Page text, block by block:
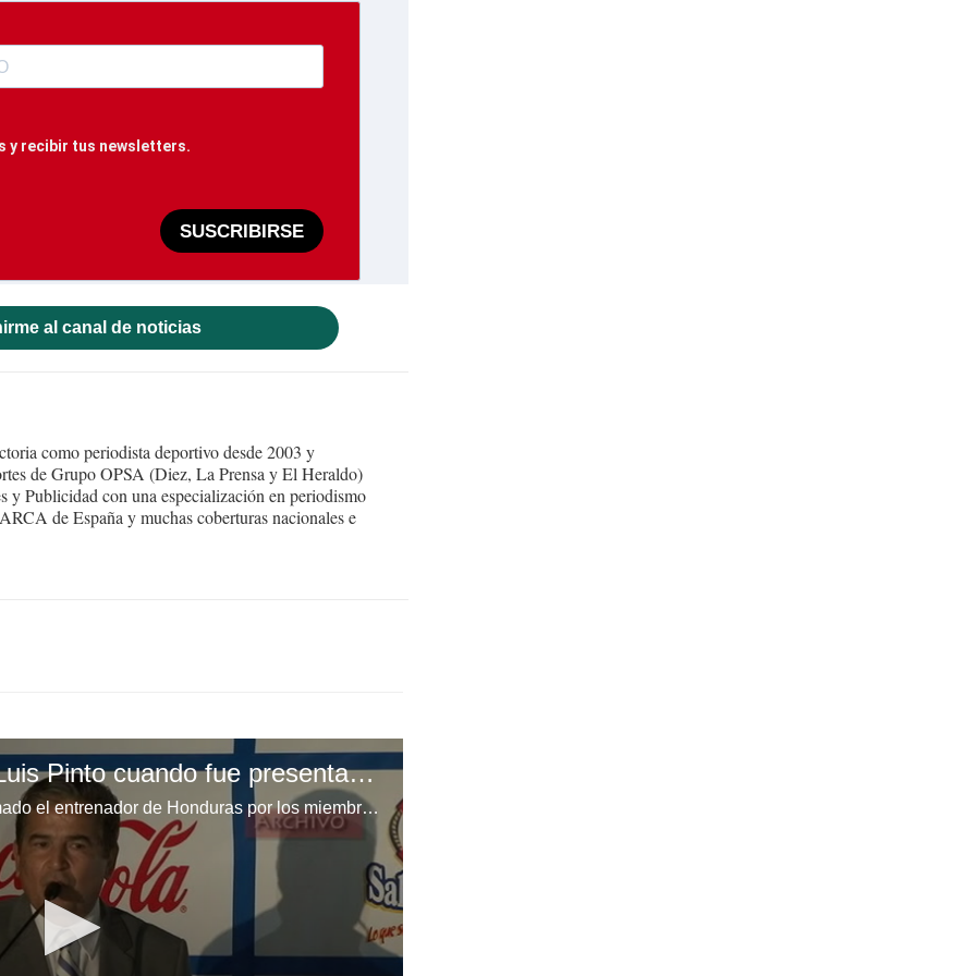
y recibir tus newsletters.
SUSCRIBIRSE
al canal de noticias
como periodista deportivo desde 2003 y
de Grupo OPSA (Diez, La Prensa y El Heraldo)
y Publicidad con una especialización en periodismo
de España y muchas coberturas nacionales e
El discurso de Jorge Luis Pinto cuando fue presentado como técnico de Honduras
"Es el técnico ideal", así fue llamado el entrenador de Honduras por los miembros de la Fenafuth aquel 19 de diciembre del 2014, cuando fue presentado oficialmente como técnico de la escuadra catracha.